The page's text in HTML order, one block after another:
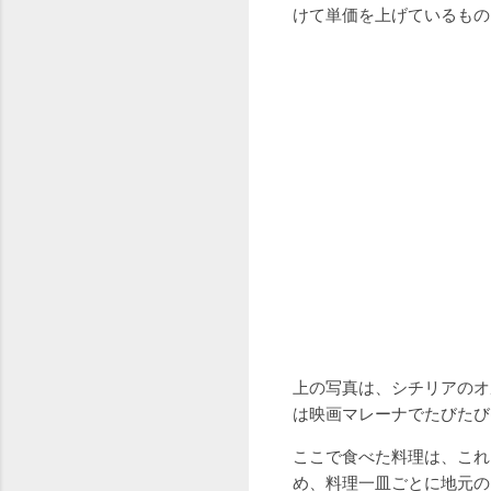
けて単価を上げているも
上の写真は、シチリアの
は映画マレーナでたびた
ここで食べた料理は、こ
め、料理一皿ごとに地元